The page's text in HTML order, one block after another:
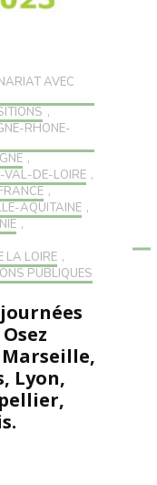
AVEC
,
RHONE-
,
VAL-DE-LOIRE ,
,
AQUITAINE ,
,
LA LOIRE ,
PUBLIQUES
Lyon,